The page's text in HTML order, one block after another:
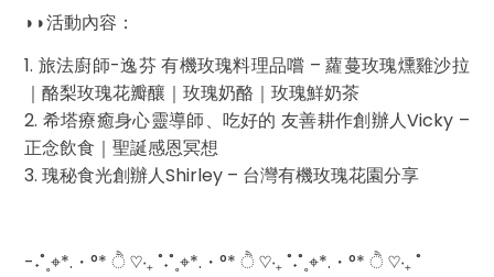
◗◗活動內容：
1. 旅法廚師-逸芬 有機玫瑰料理品嚐 – 蘿蔓玫瑰燻雞沙拉
｜酪梨玫瑰花瓣釀｜玫瑰奶酪｜玫瑰鮮奶茶
2. 希塔療癒身心靈導師、吃好的 友善耕作創辦人Vicky –
正念飲食｜聖誕感恩冥想
3. 瑰秘食光創辦人Shirley – 台灣有機玫瑰花園分享
-˖˚˳⌖*.・°* ੈ ♡‧₊ ˚˖˚˳⌖*.・°* ੈ ♡‧₊ ˚˖˚˳⌖*.・°* ੈ ♡‧₊ ˚